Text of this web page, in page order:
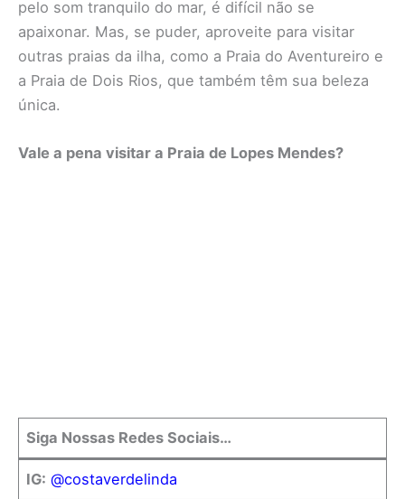
pelo som tranquilo do mar, é difícil não se
apaixonar. Mas, se puder, aproveite para visitar
outras praias da ilha, como a Praia do Aventureiro e
a Praia de Dois Rios, que também têm sua beleza
única.
Vale a pena visitar a Praia de Lopes Mendes?
Siga Nossas Redes Sociais…
IG: @costaverdelinda